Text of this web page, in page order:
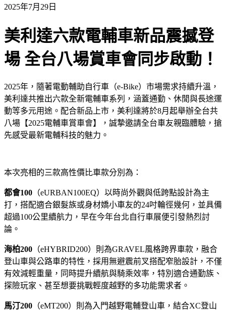
2025年7月29日
美利達六款電輔車新品震撼登
場 全台八場賞車會同步啟動！
2025年，隨著電動輔助自行車（e-Bike）市場需求持續升溫，
美利達共推出六款全新電輔車系列，涵蓋通勤、休閒與長途運
動等多元用途。配合新品上市，美利達將於8月起舉辦全台共
八場【2025電輔車賞車會】，誠摯邀請全台車友親臨體驗，搶
先感受最新電輔科技的魅力。
本次亮相的三款高性價比車款分別為：
都會100 （eURBAN100EQ）以時尚外觀與低跨點設計為主
打，搭配適合銀髮族或身材嬌小車友的24吋輪徑幾何，並具備
超過100公里續航力，早在今年台北自行車展便引發熱烈討
論。
海柏200 （eHYBRID200）則為GRAVEL風格跨界車款，融合
登山車與公路車的特性，採用無避震前叉搭配窄胎設計，不僅
有效減輕重量，同時提升續航與騎乘效率，特別適合通勤族、
探險玩家、甚至想要挑戰輕度越野的多功能需求者。
馬汀200 （eMT200）則為入門越野電輔登山車，結合XC登山